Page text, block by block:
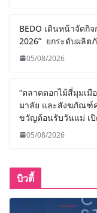
BEDO เดินหน้าจัดกิจ
2026” ยกระดับผลิ
05/08/2026
“ตลาดดอกไม้สี่มุมเมื
มาลัย และสังฆภัณฑ์
ขวัญต้อนรับวันแม่ เปิ
05/08/2026
บิวตี้